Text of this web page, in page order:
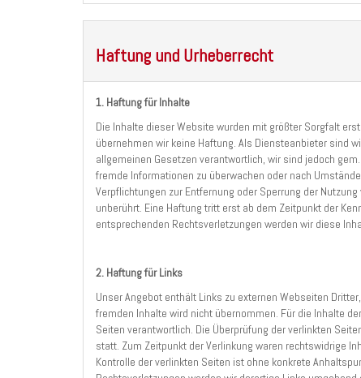
Haftung und Urheberrecht
1. Haftung für Inhalte
Die Inhalte dieser Website wurden mit größter Sorgfalt
übernehmen wir keine Haftung. Als Diensteanbieter sind
allgemeinen Gesetzen verantwortlich, wir sind jedoch
fremde Informationen zu überwachen oder nach
Verpflichtungen zur Entfernung oder Sperrung der
unberührt. Eine Haftung tritt erst ab dem Zeitpunkt der
entsprechenden Rechtsverletzungen werden wir diese
2. Haftung für Links
Unser Angebot enthält Links zu externen Webseiten
fremden Inhalte wird nicht übernommen. Für die Inhalte
Seiten verantwortlich. Die Überprüfung der verlinkten
statt. Zum Zeitpunkt der Verlinkung waren rechtswidrige
Kontrolle der verlinkten Seiten ist ohne konkrete